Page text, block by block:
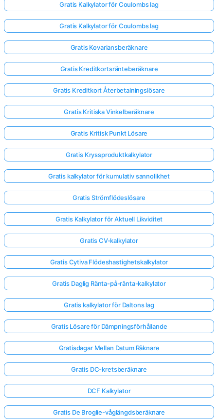
Gratis Kalkylator för Coulombs lag
Gratis Kalkylator för Coulombs lag
Gratis Kovariansberäknare
Gratis Kreditkortsränteberäknare
Gratis Kreditkort Återbetalningslösare
Gratis Kritiska Vinkelberäknare
Gratis Kritisk Punkt Lösare
Gratis Kryssproduktkalkylator
Gratis kalkylator för kumulativ sannolikhet
Gratis Strömflödeslösare
Gratis Kalkylator för Aktuell Likviditet
Gratis CV-kalkylator
Gratis Cytiva Flödeshastighetskalkylator
Gratis Daglig Ränta-på-ränta-kalkylator
Gratis kalkylator för Daltons lag
Gratis Lösare för Dämpningsförhållande
Gratisdagar Mellan Datum Räknare
Gratis DC-kretsberäknare
DCF Kalkylator
Gratis De Broglie-våglängdsberäknare